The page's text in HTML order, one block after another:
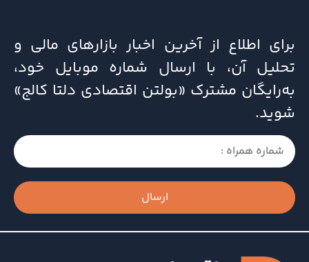
برای اطلاع از آخرین اخبار بازارهای مالی و
تحلیل آن، با ارسال شماره موبایل خود،
به‌رایگان مشترک «بولتن اقتصادی دلتا کالج»
شوید.
ارسال